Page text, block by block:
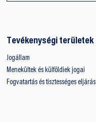
Tevékenységi területek
Jogállam
Menekültek és külföldiek jogai
Fogvatartás és tisztességes eljárás